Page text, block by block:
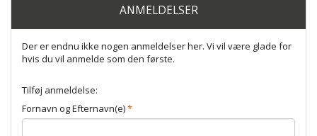
ANMELDELSER
Der er endnu ikke nogen anmeldelser her. Vi vil være glade for
hvis du vil anmelde som den første.
Tilføj anmeldelse:
Fornavn og Efternavn(e)